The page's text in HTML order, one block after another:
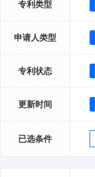
专利类型
申请人类型
专利状态
更新时间
已选条件